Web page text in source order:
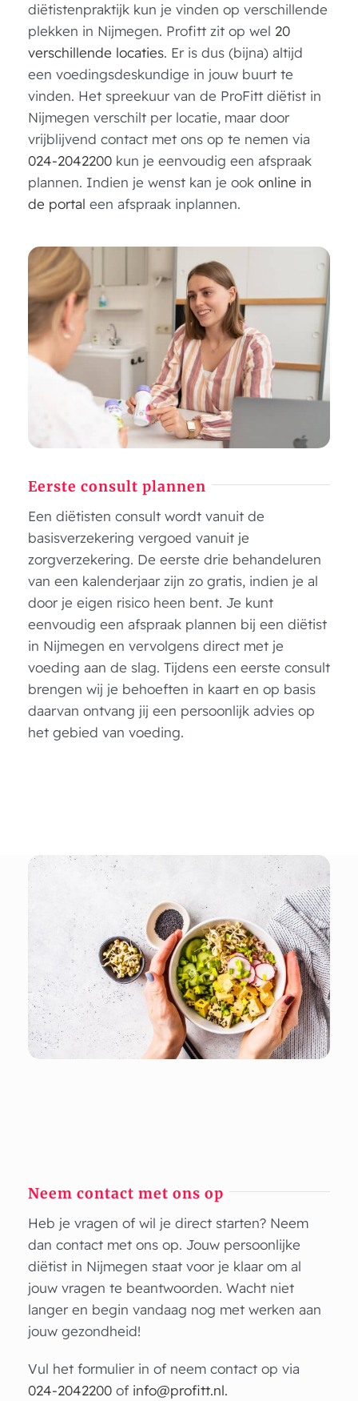
diëtistenpraktijk kun je vinden op verschillende
plekken in Nijmegen. Profitt zit op wel 20
verschillende locaties. Er is dus (bijna) altijd
een voedingsdeskundige in jouw buurt te
vinden. Het spreekuur van de ProFitt diëtist in
Nijmegen verschilt per locatie, maar door
vrijblijvend contact met ons op te nemen via
024-2042200kun je eenvoudig een afspraak
plannen. Indien je wenst kan je ook online in
de portal een afspraak inplannen.
Eerste consult plannen
Een diëtisten consult wordt vanuit de
basisverzekering vergoed vanuit je
zorgverzekering. De eerste drie behandeluren
van een kalenderjaar zijn zo gratis, indien je al
door je eigen risico heen bent. Je kunt
eenvoudig een afspraak plannen bij een diëtist
in Nijmegen en vervolgens direct met je
voeding aan de slag. Tijdens een eerste consult
brengen wij je behoeften in kaart en op basis
daarvan ontvang jij een persoonlijk advies op
het gebied van voeding.
Neem contact met ons op
Heb je vragen of wil je direct starten? Neem
dan contact met ons op. Jouw persoonlijke
diëtist in Nijmegen staat voor je klaar om al
jouw vragen te beantwoorden. Wacht niet
langer en begin vandaag nog met werken aan
jouw gezondheid!
Vul het formulier in of neem contact op via
024-2042200of info@profitt.nl.